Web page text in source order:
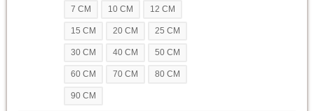
7 CM 10 CM 12 CM
15 CM 20 CM 25 CM
30 CM 40 CM 50 CM
60 CM 70 CM 80 CM
90 CM